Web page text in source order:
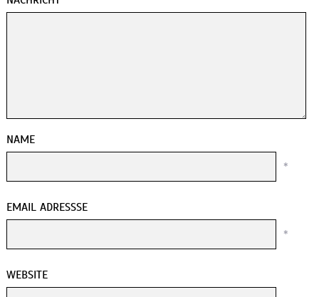
NAME
*
EMAIL ADRESSSE
*
WEBSITE